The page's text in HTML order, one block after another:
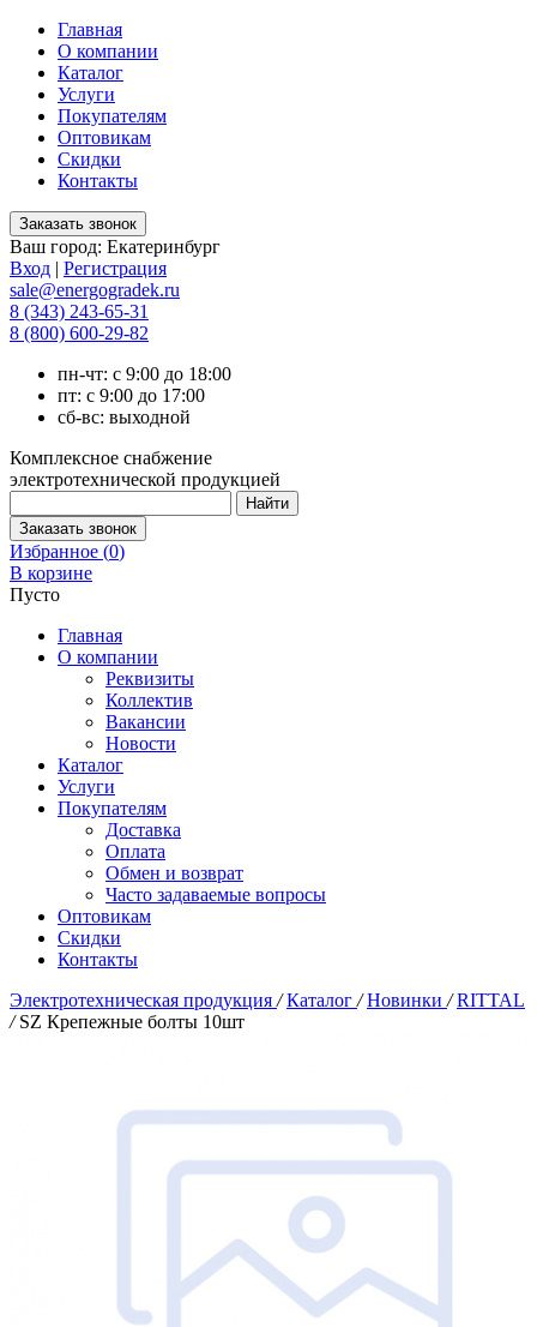
Главная
О компании
Каталог
Услуги
Покупателям
Оптовикам
Скидки
Контакты
Ваш город: Екатеринбург
Вход | Регистрация
sale@energogradek.ru
8 (343) 243-65-31
8 (800) 600-29-82
пн-чт: с 9:00 до 18:00
пт: с 9:00 до 17:00
сб-вс: выходной
Комплексное снабжение
электротехнической продукцией
Избранное (0)
В корзине
Пусто
Главная
О компании
Реквизиты
Коллектив
Вакансии
Новости
Каталог
Услуги
Покупателям
Доставка
Оплата
Обмен и возврат
Часто задаваемые вопросы
Оптовикам
Скидки
Контакты
Электротехническая продукция / Каталог / Новинки / RITTAL
/ SZ Крепежные болты 10шт